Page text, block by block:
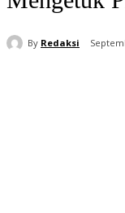
By Redaksi